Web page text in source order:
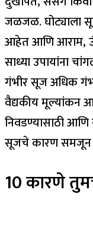
जळजळ. घोट्याला
आहेत आणि आराम,
साध्या उपायांना
गंभीर सूज अधिक
वैद्यकीय मूल्यांकन
निवडण्यासाठी
सूजचे कारण
10 कारणे